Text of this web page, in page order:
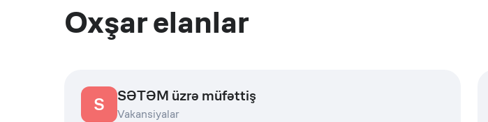
Oxşar elanlar
S SƏTƏM üzrə müfəttiş
Vakansiyalar